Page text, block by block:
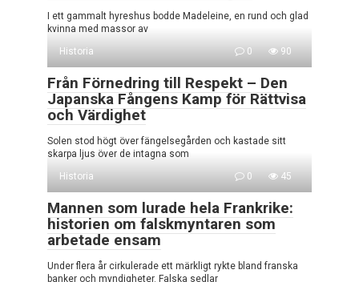
I ett gammalt hyreshus bodde Madeleine, en rund och glad
kvinna med massor av
Historia
0 90
Från Förnedring till Respekt – Den
Japanska Fångens Kamp för Rättvisa
och Värdighet
Solen stod högt över fängelsegården och kastade sitt
skarpa ljus över de intagna som
Historia
0 45
Mannen som lurade hela Frankrike:
historien om falskmyntaren som
arbetade ensam
Under flera år cirkulerade ett märkligt rykte bland franska
banker och myndigheter. Falska sedlar